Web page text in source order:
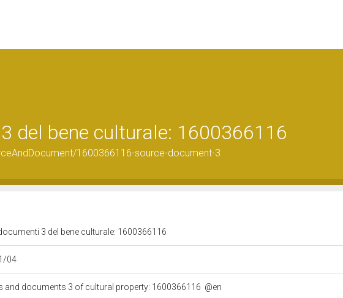
del bene culturale: 1600366116
1600366116-source-document-3
3 del bene culturale: 1600366116
04
and documents 3 of cultural property: 1600366116 @en